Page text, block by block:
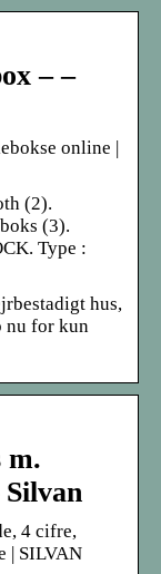
– –
online |
(2).
(3).
Type :
hus,
nu for kun
m.
4 cifre,
| SILVAN